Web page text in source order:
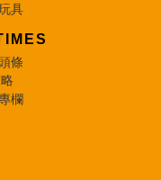
具
條
欄